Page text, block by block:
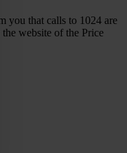
you that calls to 1024 are
website of the Price